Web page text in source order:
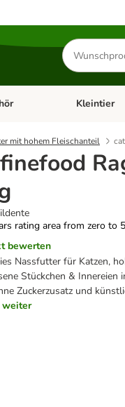
Produkte
suchen
Katzenfutter & Zubehör
Kategorie-
Kleintier
mit hohem Fleischanteil
rating area from zero to
bewerten
Nassfutter für Katzen,
Stückchen & Innereien
Zuckerzusatz und
weiter